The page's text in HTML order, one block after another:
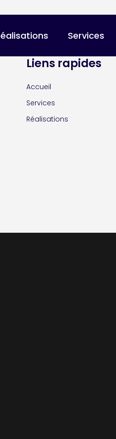
Services
Liens rapides
Accueil
Services
Réalisations